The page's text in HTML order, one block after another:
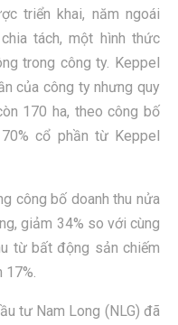
triển khai, năm ngoái
tách, một hình thức
trong công ty. Keppel
của công ty nhưng quy
170 ha, theo công bố
cổ phần từ Keppel
công bố doanh thu nửa
giảm 34% so với cùng
từ bất động sản chiếm
tư Nam Long (NLG) đã